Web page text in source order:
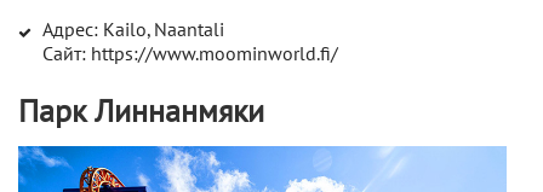
Адрес: Kailo, Naantali
Сайт: https://www.moominworld.fi/
Парк Линнанмяки